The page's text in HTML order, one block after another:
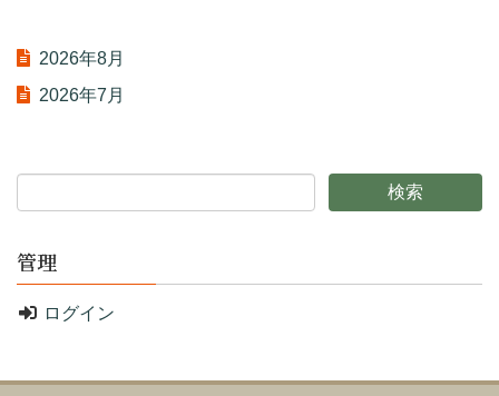
2026年8月
2026年7月
管理
ログイン